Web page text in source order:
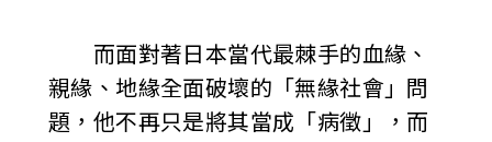
而面對著日本當代最棘手的血緣、
親緣、地緣全面破壞的「無緣社會」問
題，他不再只是將其當成「病徵」，而